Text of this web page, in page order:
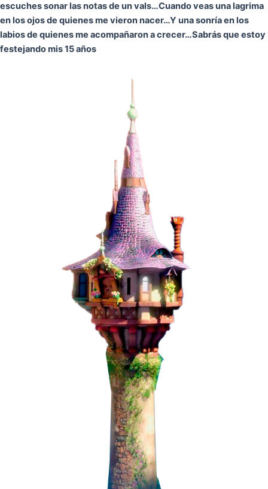
escuches sonar las notas de un vals…Cuando veas una lagrima
en los ojos de quienes me vieron nacer…Y una sonría en los
labios de quienes me acompañaron a crecer…Sabrás que estoy
festejando mis 15 años